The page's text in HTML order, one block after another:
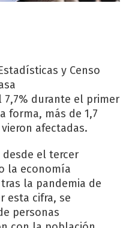
y Censo
durante el primer
forma, más de 1,7
afectadas.
el tercer
la economía
la pandemia de
esta cifra, se
personas